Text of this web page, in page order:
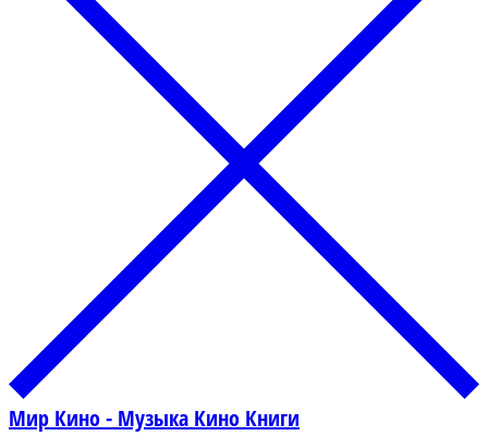
Мир Кино - Музыка Кино Книги